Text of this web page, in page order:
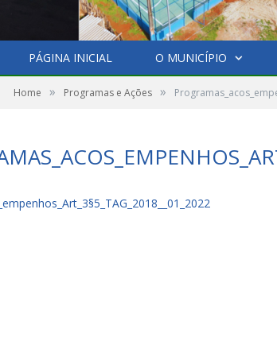
PÁGINA INICIAL O MUNICÍPIO
Home » Programas e Ações »